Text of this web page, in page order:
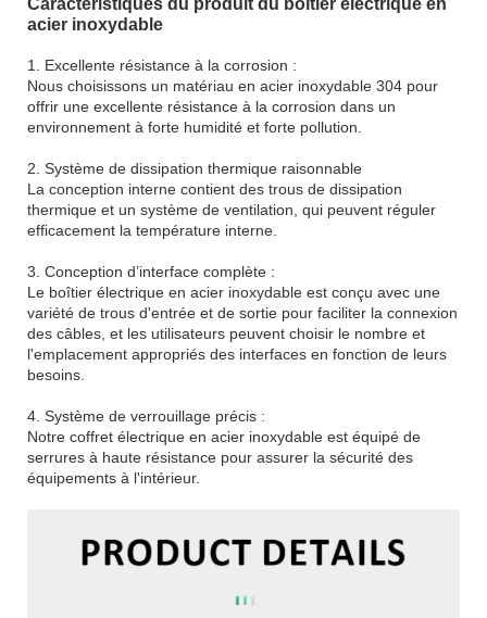
Caractéristiques du produit du boîtier électrique en
acier inoxydable
1. Excellente résistance à la corrosion :
Nous choisissons un matériau en acier inoxydable 304 pour
offrir une excellente résistance à la corrosion dans un
environnement à forte humidité et forte pollution.
2. Système de dissipation thermique raisonnable
La conception interne contient des trous de dissipation
thermique et un système de ventilation, qui peuvent réguler
efficacement la température interne.
3. Conception d’interface complète :
Le boîtier électrique en acier inoxydable est conçu avec une
variété de trous d'entrée et de sortie pour faciliter la connexion
des câbles, et les utilisateurs peuvent choisir le nombre et
l'emplacement appropriés des interfaces en fonction de leurs
besoins.
4. Système de verrouillage précis :
Notre coffret électrique en acier inoxydable est équipé de
serrures à haute résistance pour assurer la sécurité des
équipements à l'intérieur.